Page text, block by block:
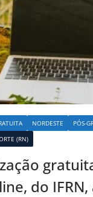
NORDESTE
PÓS-
(RN)
do